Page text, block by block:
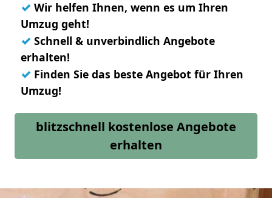
✓ Wir helfen Ihnen, wenn es um Ihren
Umzug geht!
✓ Schnell & unverbindlich Angebote
erhalten!
✓ Finden Sie das beste Angebot für Ihren
Umzug!
blitzschnell kostenlose Angebote
erhalten